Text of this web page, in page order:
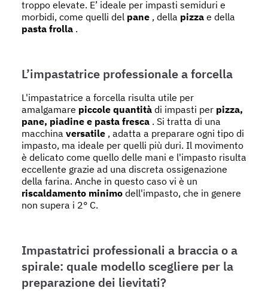
troppo elevate. E’ ideale per impasti semiduri e
morbidi, come quelli del pane , della pizza e della
pasta frolla .
L’impastatrice professionale a forcella
L'impastatrice a forcella risulta utile per
amalgamare piccole quantità di impasti per pizza,
pane, piadine e pasta fresca . Si tratta di una
macchina versatile , adatta a preparare ogni tipo di
impasto, ma ideale per quelli più duri. Il movimento
è delicato come quello delle mani e l'impasto risulta
eccellente grazie ad una discreta ossigenazione
della farina. Anche in questo caso vi è un
riscaldamento minimo dell'impasto, che in genere
non supera i 2° C.
Impastatrici professionali a braccia o a
spirale: quale modello scegliere per la
preparazione dei lievitati?